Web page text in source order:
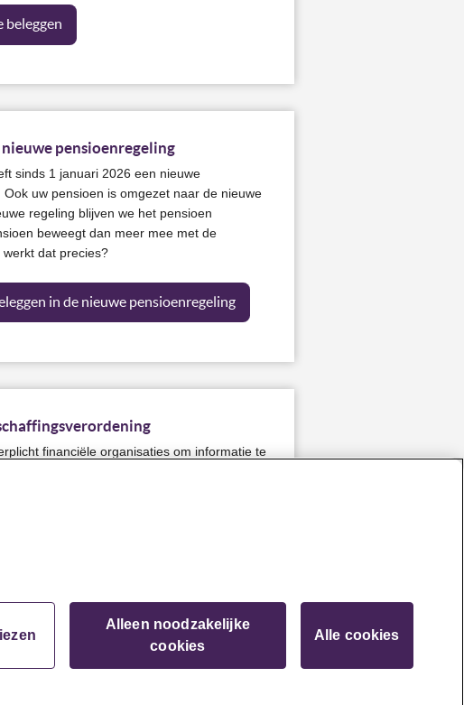
beleggen
nieuwe pensioenregeling
sinds 1 januari 2026 een nieuwe
Ook uw pensioen is omgezet naar de nieuwe
regeling blijven we het pensioen
beweegt dan meer mee met de
werkt dat precies?
in de nieuwe pensioenregeling
financiële organisaties om informatie te
Alleen noodzakelijke
cookies
Alle cookies